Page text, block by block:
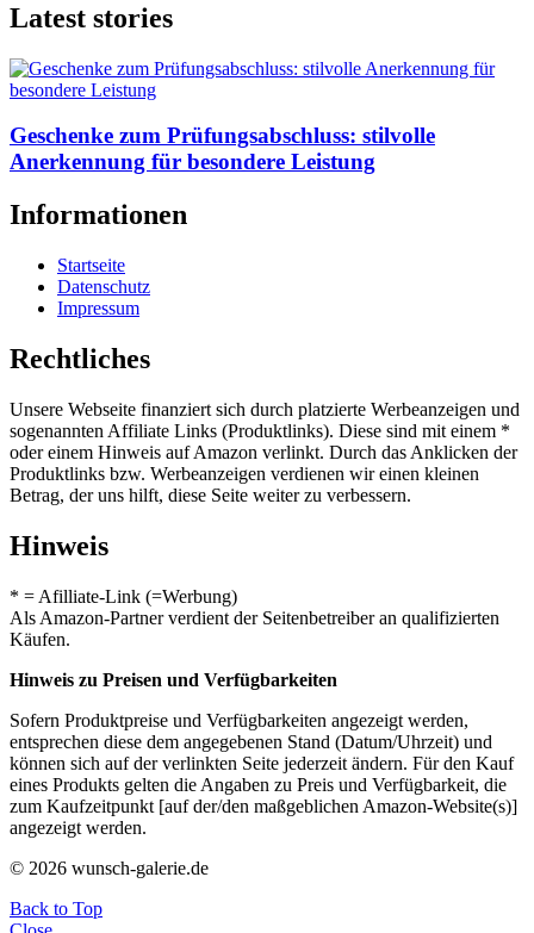
Latest stories
Geschenke zum Prüfungsabschluss: stilvolle
Anerkennung für besondere Leistung
Informationen
Startseite
Datenschutz
Impressum
Rechtliches
Unsere Webseite finanziert sich durch platzierte Werbeanzeigen und
sogenannten Affiliate Links (Produktlinks). Diese sind mit einem *
oder einem Hinweis auf Amazon verlinkt. Durch das Anklicken der
Produktlinks bzw. Werbeanzeigen verdienen wir einen kleinen
Betrag, der uns hilft, diese Seite weiter zu verbessern.
Hinweis
* = Afilliate-Link (=Werbung)
Als Amazon-Partner verdient der Seitenbetreiber an qualifizierten
Käufen.
Hinweis zu Preisen und Verfügbarkeiten
Sofern Produktpreise und Verfügbarkeiten angezeigt werden,
entsprechen diese dem angegebenen Stand (Datum/Uhrzeit) und
können sich auf der verlinkten Seite jederzeit ändern. Für den Kauf
eines Produkts gelten die Angaben zu Preis und Verfügbarkeit, die
zum Kaufzeitpunkt [auf der/den maßgeblichen Amazon-Website(s)]
angezeigt werden.
© 2026 wunsch-galerie.de
Back to Top